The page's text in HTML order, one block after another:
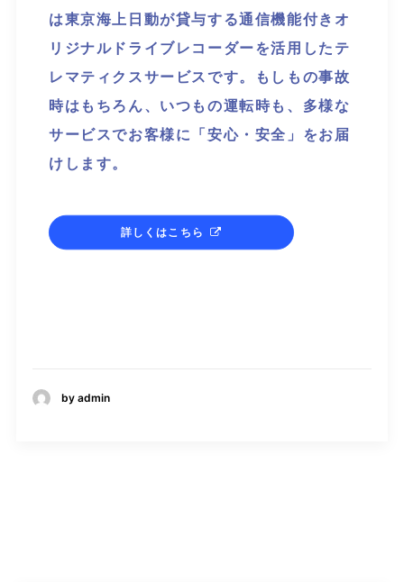
は東京海上日動が貸与する通信機能付きオ
リジナルドライブレコーダーを活用したテ
レマティクスサービスです。もしもの事故
時はもちろん、いつもの運転時も、多様な
サービスでお客様に「安心・安全」をお届
けします。
詳しくはこちら
by admin